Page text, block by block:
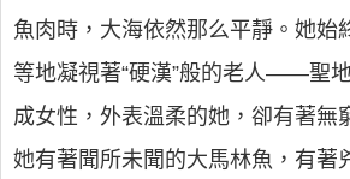
魚肉時，大海依然那么平靜。她始
等地凝視著“硬漢”般的老人——聖
成女性，外表溫柔的她，卻有著無
她有著聞所未聞的大馬林魚，有著